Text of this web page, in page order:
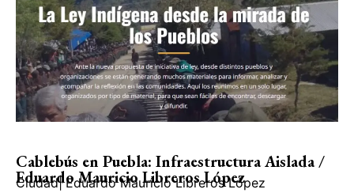
Cablebús en Puebla: Infraestructura Aislada /
Eduardo Mauricio Libreros López
Ciudad| Eduardo Mauricio Libreros López